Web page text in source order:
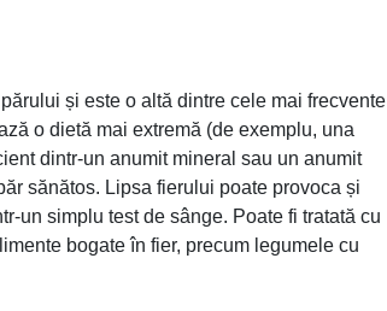
și este o altă dintre cele mai frecvente
o dietă mai extremă (de exemplu, una
dintr-un anumit mineral sau un anumit
sănătos. Lipsa fierului poate provoca și
un simplu test de sânge. Poate fi tratată cu
bogate în fier, precum legumele cu